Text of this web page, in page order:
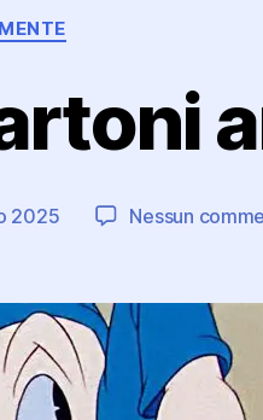
Categorie
2025 Nessun